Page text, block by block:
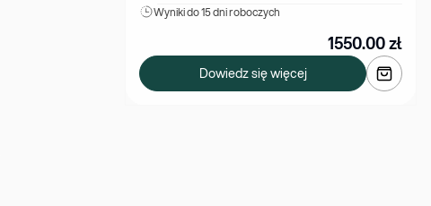
Wyniki do 15 dni roboczych
1550.00zł
Dowiedz się więcej